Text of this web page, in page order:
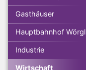
Gasthäuser
Hauptbahnhof Wörgl
Industrie
Wirtschaft